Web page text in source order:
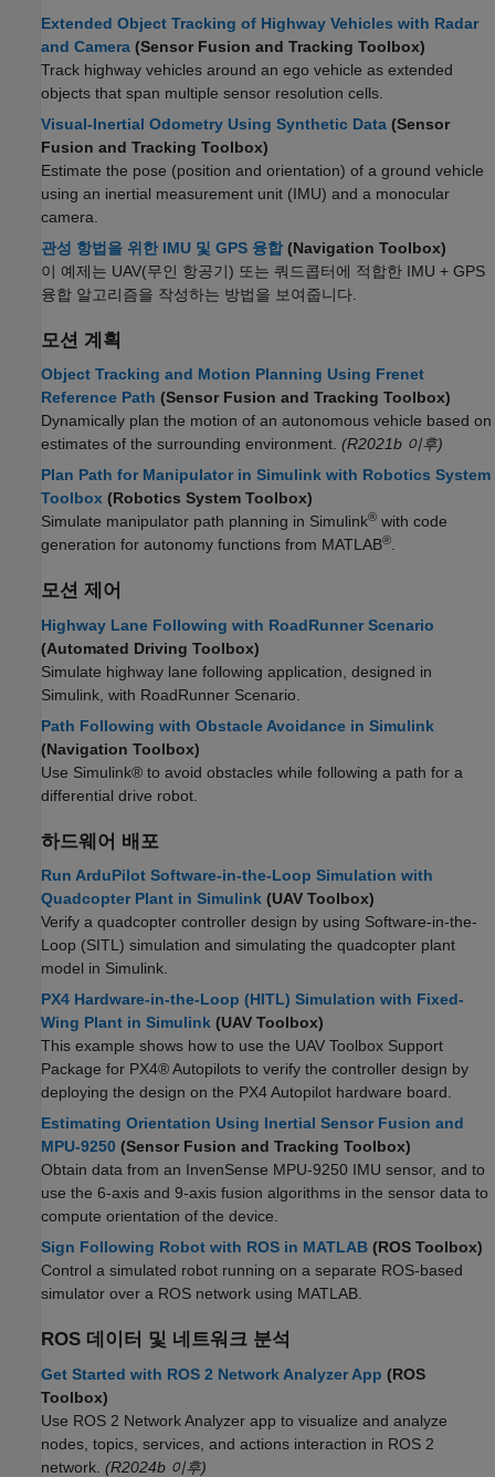
Extended Object Tracking of Highway Vehicles with Radar
and Camera (Sensor Fusion and Tracking Toolbox)
Track highway vehicles around an ego vehicle as extended
objects that span multiple sensor resolution cells.
Visual-Inertial Odometry Using Synthetic Data (Sensor
Fusion and Tracking Toolbox)
Estimate the pose (position and orientation) of a ground vehicle
using an inertial measurement unit (IMU) and a monocular
camera.
관성 항법을 위한 IMU 및 GPS 융합(Navigation Toolbox)
이 예제는 UAV(무인 항공기) 또는 쿼드콥터에 적합한 IMU + GPS
융합 알고리즘을 작성하는 방법을 보여줍니다.
모션 계획
Object Tracking and Motion Planning Using Frenet
Reference Path (Sensor Fusion and Tracking Toolbox)
Dynamically plan the motion of an autonomous vehicle based on
estimates of the surrounding environment. (R2021b 이후)
Plan Path for Manipulator in Simulink with Robotics System
Toolbox (Robotics System Toolbox)
Simulate manipulator path planning in Simulink® with code
generation for autonomy functions from MATLAB®.
모션 제어
Highway Lane Following with RoadRunner Scenario
(Automated Driving Toolbox)
Simulate highway lane following application, designed in
Simulink, with RoadRunner Scenario
Path Following with Obstacle Avoidance in Simulink
(Navigation Toolbox)
Use Simulink® to avoid obstacles while following a path for a
differential drive robot.
하드웨어 배포
Run ArduPilot Software-in-the-Loop Simulation with
Quadcopter Plant in Simulink (UAV Toolbox)
Verify a quadcopter controller design by using Software-in-the-
Loop (SITL) simulation and simulating the quadcopter plant
model in Simulink.
PX4 Hardware-in-the-Loop (HITL) Simulation with Fixed-
Wing Plant in Simulink (UAV Toolbox)
This example shows how to use the UAV Toolbox Support
Package for PX4® Autopilots to verify the controller design by
deploying the design on the PX4 Autopilot hardware board.
Estimating Orientation Using Inertial Sensor Fusion and
MPU-9250 (Sensor Fusion and Tracking Toolbox)
Obtain data from an InvenSense MPU-9250 IMU sensor, and to
use the 6-axis and 9-axis fusion algorithms in the sensor data to
compute orientation of the device.
Sign Following Robot with ROS in MATLAB (ROS Toolbox)
Control a simulated robot running on a separate ROS-based
simulator over a ROS network using MATLAB.
ROS 데이터 및 네트워크 분석
Get Started with ROS 2 Network Analyzer App (ROS
Toolbox)
Use ROS 2 Network Analyzer app to visualize and analyze
nodes, topics, services, and actions interaction in ROS 2
network. (R2024b 이후)